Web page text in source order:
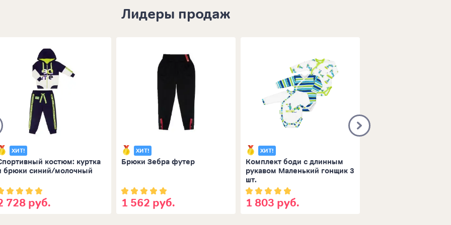
Лидеры продаж
ХИТ!
костюм: куртка
брюки синий/молочный
728 руб.
ХИТ!
Брюки Зебра футер
1 562 руб.
ХИТ!
Комплект боди с длинным
рукавом Маленький гонщик 3
шт.
1 803 руб.